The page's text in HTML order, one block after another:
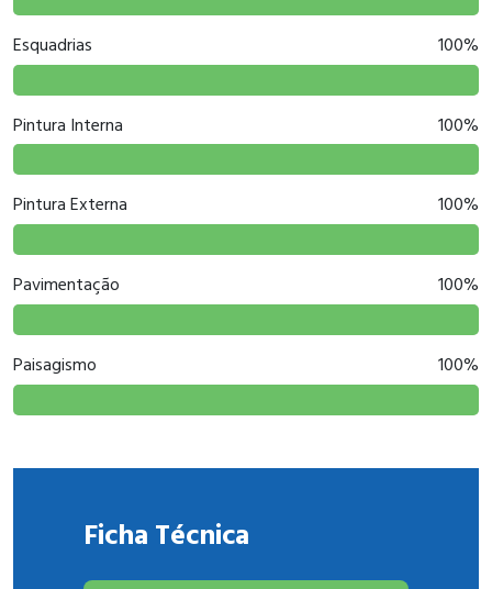
Esquadrias 100%
Pintura Interna 100%
Pintura Externa 100%
Pavimentação 100%
Paisagismo 100%
Ficha Técnica